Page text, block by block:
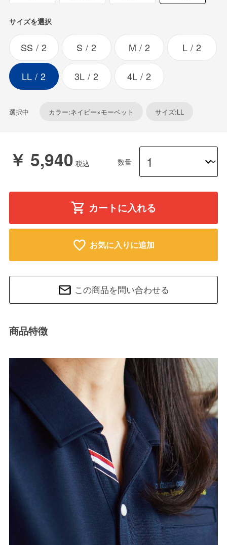
サイズを選択
SS 2 S 2 M 2 L 2
LL 2 3L 2 4L 2
選択中 カラー:ネイビー×モーベット サイズ:LL
￥ 5,940 数量
カートに入れる
お気に入りに追加
この商品を問い合わせる
商品特徴